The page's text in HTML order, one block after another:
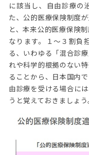
に該当し、自由診療の
た、公的医療保険制度
と、本来公的医療保険
なります。１～３割負
る、いわゆる「混合診
れや科学的根拠のない
ることから、日本国内
由診療を受ける場合に
うと覚えておきましょう